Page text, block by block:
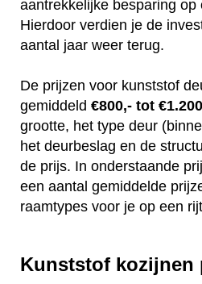
aantrekkelijke besparing op
Hierdoor verdien je de
aantal jaar weer terug.
De prijzen voor kunststof
gemiddeld €800,- tot
grootte, het type deur
het deurbeslag en de
de prijs. In onderstaande
een aantal gemiddelde
raamtypes voor je op een
Kunststof kozijnen